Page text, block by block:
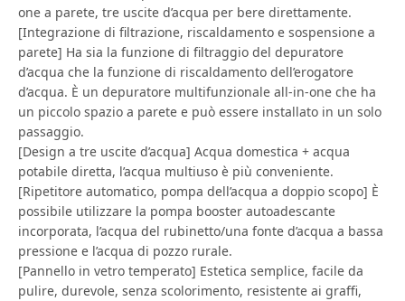
one a parete, tre uscite d’acqua per bere direttamente.
[Integrazione di filtrazione, riscaldamento e sospensione a
parete] Ha sia la funzione di filtraggio del depuratore
d’acqua che la funzione di riscaldamento dell’erogatore
d’acqua. È un depuratore multifunzionale all-in-one che ha
un piccolo spazio a parete e può essere installato in un solo
passaggio.
[Design a tre uscite d’acqua] Acqua domestica + acqua
potabile diretta, l’acqua multiuso è più conveniente.
[Ripetitore automatico, pompa dell’acqua a doppio scopo] È
possibile utilizzare la pompa booster autoadescante
incorporata, l’acqua del rubinetto/una fonte d’acqua a bassa
pressione e l’acqua di pozzo rurale.
[Pannello in vetro temperato] Estetica semplice, facile da
pulire, durevole, senza scolorimento, resistente ai graffi,